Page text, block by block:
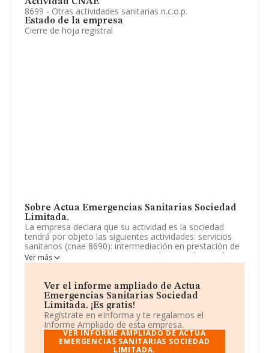
8699 - Otras actividades sanitarias n.c.o.p.
Estado de la empresa
Cierre de hoja registral
Sobre Actua Emergencias Sanitarias Sociedad
Limitada.
La empresa declara que su actividad es la sociedad
tendrá por objeto las siguientes actividades: servicios
sanitarios (cnae 8690): intermediación en prestación de
servicios sanitarios. asistencia medica extrahospitalaria.
y arrendamiento de ambulancias para transporte
objeto social. La empresa aparece inscrita en el
Registro Mercantil como Sociedad Limitada. Su
actividad CNAE es '%cnae%' con código 8699. No
realiza actividad de importación y/o exportación.
La empresa españolaActua Emergencias Sanitarias
Sociedad Limitada, NIF B98723448, se encuentra en
Ver más
Ver el informe ampliado de Actua
Emergencias Sanitarias Sociedad
Limitada. ¡Es gratis!
Regístrate en eInforma y te regalamos el
Informe Ampliado de esta empresa.
VER INFORME AMPLIADO DE ACTUA
EMERGENCIAS SANITARIAS SOCIEDAD
LIMITADA.